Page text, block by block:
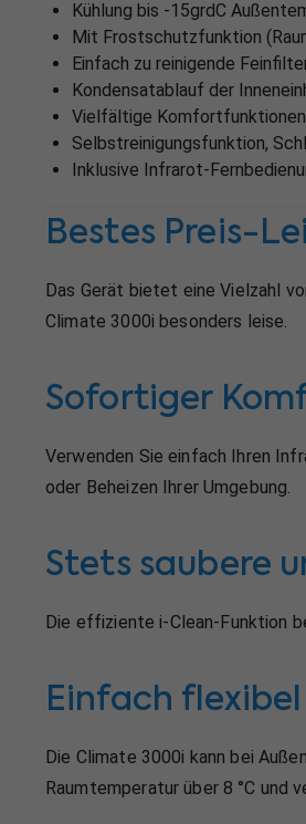
Kühlung bis -15grdC
Mit Frostschutzfunktion
Einfach zu reinigende
Kondensatablauf der
Vielfältige
Selbstreinigungsfunktion,
Inklusive Infrarot-
Bestes Preis-
Das Gerät bietet eine Vielzahl
Climate 3000i besonders leise.
Sofortiger
Verwenden Sie einfach Ihren
oder Beheizen Ihrer Umgebung.
Stets saubere
Die effiziente i-Clean-Funktion
Einfach flexibel
Die Climate 3000i kann bei
Raumtemperatur über 8 °C und